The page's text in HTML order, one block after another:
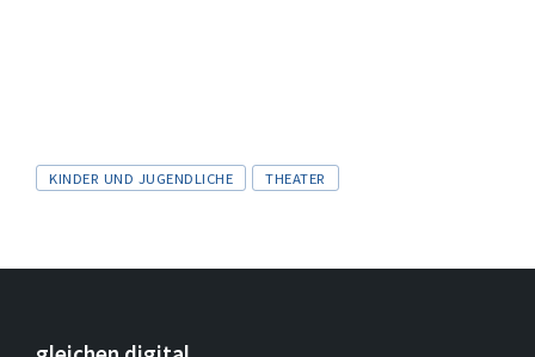
Tags
KINDER UND JUGENDLICHE THEATER